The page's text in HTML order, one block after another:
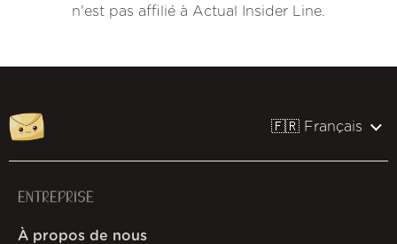
n'est pas affilié à Actual Insider Line.
🇫🇷 Français
ENTREPRISE
À propos de nous